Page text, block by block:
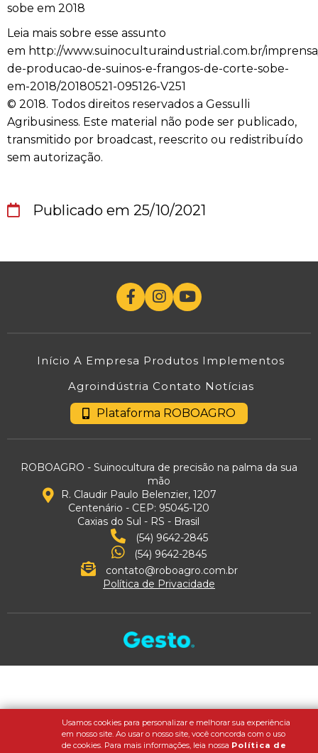
sobe em 2018
Leia mais sobre esse assunto
em http://www.suinoculturaindustrial.com.br/
de-producao-de-suinos-e-frangos-de-corte-sobe-
em-2018/20180521-095126-V251
© 2018. Todos direitos reservados a Gessulli
Agribusiness. Este material não pode ser publicado,
transmitido por broadcast, reescrito ou redistribuído
sem autorização.
Publicado em 25/10/2021
Início A Empresa Produtos Implementos
Agroindústria Contato Notícias
Plataforma ROBOAGRO
ROBOAGRO - Suinocultura de precisão na palma da sua
mão
R. Claudir Paulo Belenzier, 1207
Centenário - CEP: 95045-120
Caxias do Sul - RS - Brasil
(54) 9642-2845
(54) 9642-2845
contato@roboagro.com.br
Política de Privacidade
Usamos cookies para personalizar e melhorar sua experiência
em nosso site. Ao usar o nosso site, você concorda com o uso
de cookies. Para mais informações, leia nossa Política de